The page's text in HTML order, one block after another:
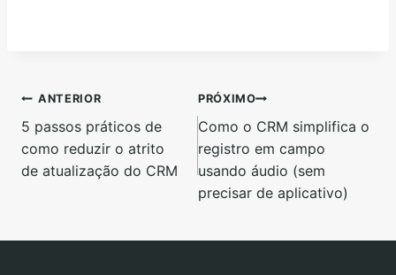
ANTERIOR
5 passos práticos de
como reduzir o atrito
de atualização do CRM
PRÓXIMO
Como o CRM simplifica o
registro em campo
usando áudio (sem
precisar de aplicativo)